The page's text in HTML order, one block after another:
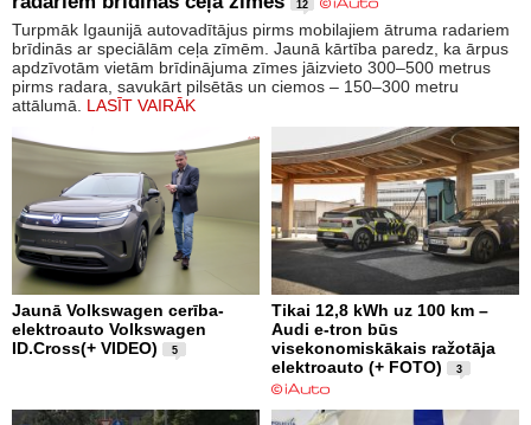
12
Turpmāk Igaunijā autovadītājus pirms mobilajiem ātruma radariem
brīdinās ar speciālām ceļa zīmēm. Jaunā kārtība paredz, ka ārpus
apdzīvotām vietām brīdinājuma zīmes jāizvieto 300–500 metrus
pirms radara, savukārt pilsētās un ciemos – 150–300 metru
attālumā. LASĪT VAIRĀK
Jaunā Volkswagen cerība-
elektroauto Volkswagen
ID.Cross(+ VIDEO)
5
Tikai 12,8 kWh uz 100 km –
Audi e-tron būs
visekonomiskākais ražotāja
elektroauto (+ FOTO)
3